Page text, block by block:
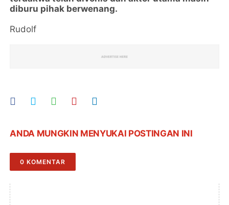
diburu pihak berwenang.
Rudolf
ANDA MUNGKIN MENYUKAI POSTINGAN INI
0 KOMENTAR